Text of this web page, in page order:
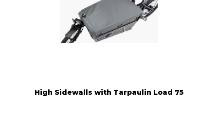
High Sidewalls with Tarpaulin Load 75